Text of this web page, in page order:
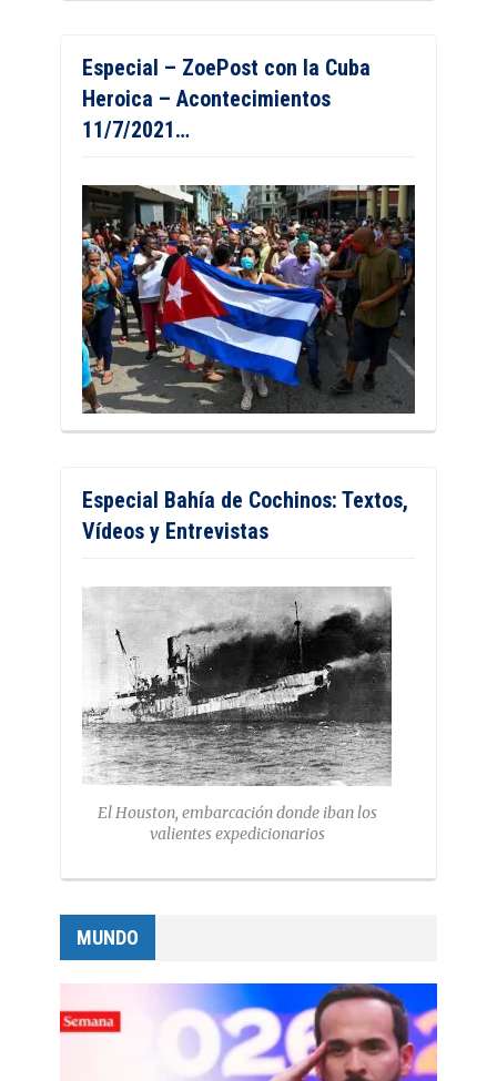
Especial – ZoePost con la Cuba
Heroica – Acontecimientos
11/7/2021…
Especial Bahía de Cochinos: Textos,
Vídeos y Entrevistas
El Houston, embarcación donde iban los
valientes expedicionarios
MUNDO